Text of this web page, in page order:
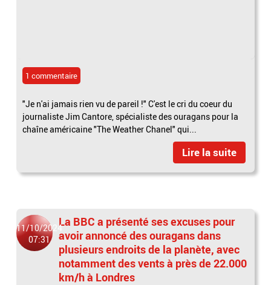
1 commentaire
"Je n'ai jamais rien vu de pareil !" C'est le cri du coeur du
journaliste Jim Cantore, spécialiste des ouragans pour la
chaîne américaine "The Weather Chanel" qui...
Lire la suite
11/10/2024
07:31
La BBC a présenté ses excuses pour
avoir annoncé des ouragans dans
plusieurs endroits de la planète, avec
notamment des vents à près de 22.000
km/h à Londres